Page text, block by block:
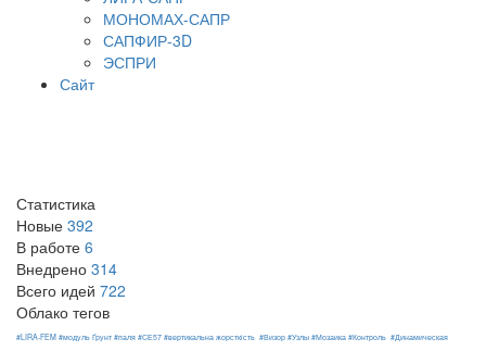
МОНОМАХ-САПР
САПФИР-3D
ЭСПРИ
Сайт
Статистика
Новые 392
В работе 6
Внедрено 314
Всего идей 722
Облако тегов
#LIRA-FEM #модуль Ґрунт #паля #СЕ57 #вертикальна жорсткість #Визор #Узлы #Мозаика #Контроль #Динамическая